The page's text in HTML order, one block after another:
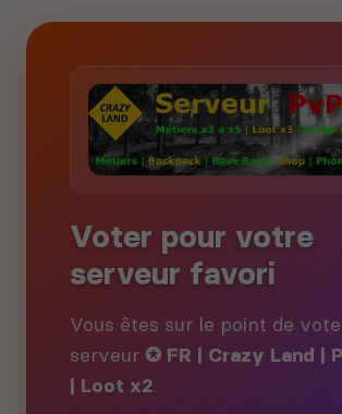
Voter pour votre
serveur favori
Vous êtes sur le point de
serveur ✪ FR | Crazy Land |
| Loot x2.